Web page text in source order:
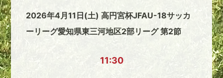
2026年4月11日(土) 高円宮杯JFAU-18サッカ
ーリーグ愛知県東三河地区2部リーグ 第2節
11:30